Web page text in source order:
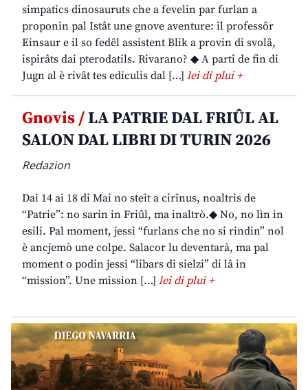
simpatics dinosauruts che a fevelin par furlan a
proponin pal Istât une gnove aventure: il professôr
Einsaur e il so fedêl assistent Blik a provin di svolâ,
ispirâts dai pterodatils. Rivarano? ◆ A partî de fin di
Jugn al è rivât tes ediculis dal […] lei di plui +
Gnovis /LA PATRIE DAL FRIÛL AL
SALON DAL LIBRI DI TURIN 2026
Redazion
Dai 14 ai 18 di Mai no steit a cirînus, noaltris de
“Patrie”: no sarin in Friûl, ma inaltrò.◆ No, no lìn in
esili. Pal moment, jessi “furlans che no si rindin” nol
è ancjemò une colpe. Salacor lu deventarà, ma pal
moment o podin jessi “libars di sielzi” di lâ in
“mission”. Une mission […] lei di plui +